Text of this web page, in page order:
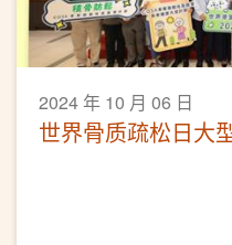
2024 年 10 月 06 日
世界骨质疏松日大